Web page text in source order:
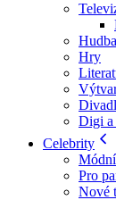
Hudba
Hry
Digi a
Celebrity
Pro
Nové